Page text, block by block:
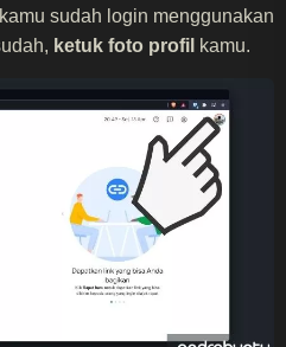
sudah login menggunakan
ketuk foto profil kamu.